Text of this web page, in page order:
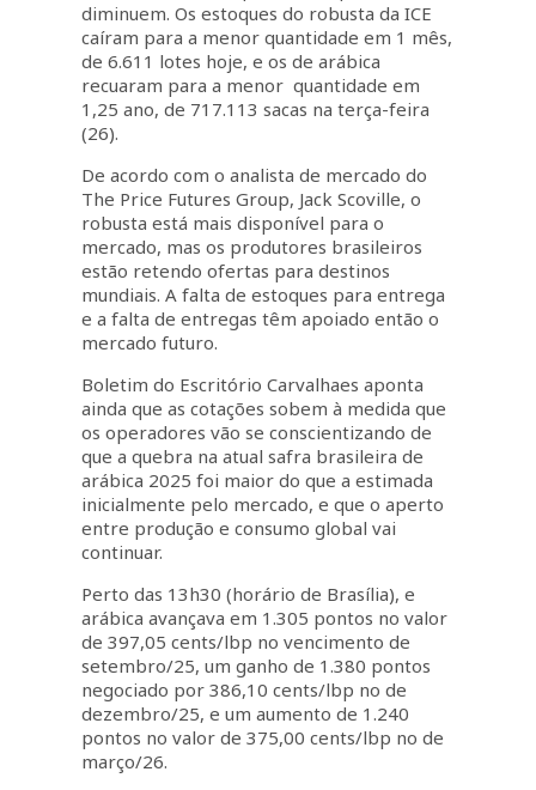
diminuem. Os estoques do robusta da ICE
caíram para a menor quantidade em 1 mês,
de 6.611 lotes hoje, e os de arábica
recuaram para a menor quantidade em
1,25 ano, de 717.113 sacas na terça-feira
(26).
De acordo com o analista de mercado do
The Price Futures Group, Jack Scoville, o
robusta está mais disponível para o
mercado, mas os produtores brasileiros
estão retendo ofertas para destinos
mundiais. A falta de estoques para entrega
e a falta de entregas têm apoiado então o
mercado futuro.
Boletim do Escritório Carvalhaes aponta
ainda que as cotações sobem à medida que
os operadores vão se conscientizando de
que a quebra na atual safra brasileira de
arábica 2025 foi maior do que a estimada
inicialmente pelo mercado, e que o aperto
entre produção e consumo global vai
continuar.
Perto das 13h30 (horário de Brasília), e
arábica avançava em 1.305 pontos no valor
de 397,05 cents/lbp no vencimento de
setembro/25, um ganho de 1.380 pontos
negociado por 386,10 cents/lbp no de
dezembro/25, e um aumento de 1.240
pontos no valor de 375,00 cents/lbp no de
março/26.